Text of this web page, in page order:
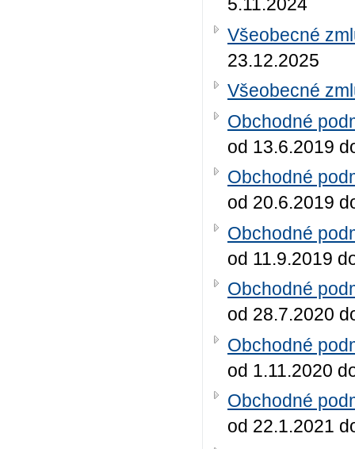
Všeobecné
23.12.2025
Všeobecné
Obchodné
od 13.6.2019
Obchodné
od 20.6.2019
Obchodné
od 11.9.2019
Obchodné
od 28.7.2020
Obchodné
od 1.11.2020
Obchodné
od 22.1.2021